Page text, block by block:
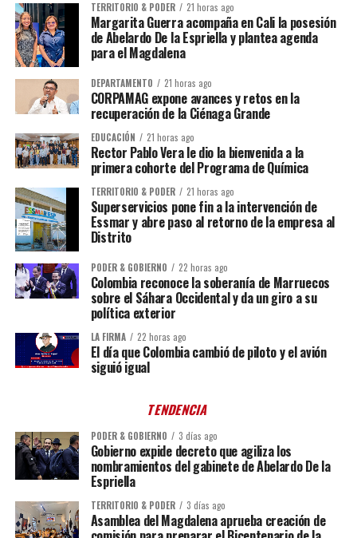
TERRITORIO & PODER 21 horas ago
Margarita Guerra acompaña en Cali la posesión
de Abelardo De la Espriella y plantea agenda
para el Magdalena
DEPARTAMENTO 21 horas ago
CORPAMAG expone avances y retos en la
recuperación de la Ciénaga Grande
EDUCACIÓN 21 horas ago
Rector Pablo Vera le dio la bienvenida a la
primera cohorte del Programa de Química
TERRITORIO & PODER 21 horas ago
Superservicios pone fin a la intervención de
Essmar y abre paso al retorno de la empresa al
Distrito
PODER & GOBIERNO 22 horas ago
Colombia reconoce la soberanía de Marruecos
sobre el Sáhara Occidental y da un giro a su
política exterior
LA FIRMA 22 horas ago
El día que Colombia cambió de piloto y el avión
siguió igual
TENDENCIA
PODER & GOBIERNO 3 días ago
Gobierno expide decreto que agiliza los
nombramientos del gabinete de Abelardo De la
Espriella
TERRITORIO & PODER 3 días ago
Asamblea del Magdalena aprueba creación de